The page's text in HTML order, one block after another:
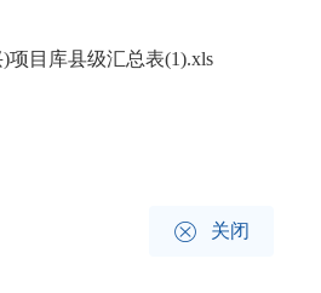
项目库县级汇总表(1).xls
 关闭